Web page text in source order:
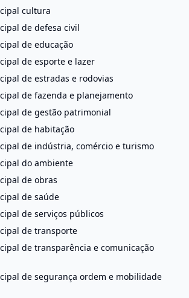
cultura
de defesa civil
de educação
de esporte e lazer
de estradas e rodovias
de fazenda e planejamento
de gestão patrimonial
de habitação
de indústria, comércio e turismo
do ambiente
de obras
de saúde
de serviços públicos
de transporte
de transparência e comunicação
de segurança ordem e mobilidade